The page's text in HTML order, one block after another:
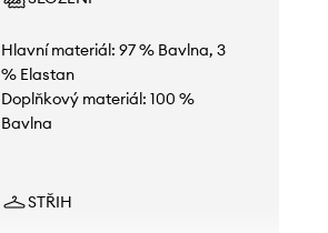
Hlavní materiál: 97 % Bavlna, 3
% Elastan
Doplňkový materiál: 100 %
Bavlna
STŘIH